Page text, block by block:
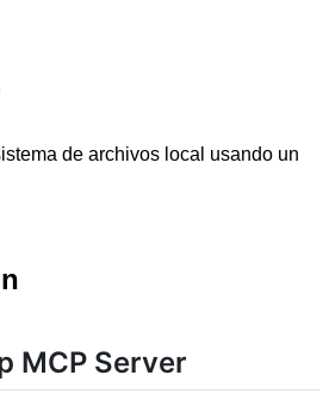
de archivos local usando un
MCP Server